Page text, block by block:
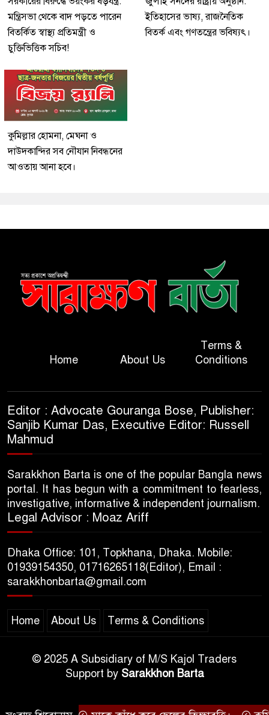
মন্ত্রিসভা থেকে বাদ পড়তে পারেন
বিতর্কিত স্বাস্থ্য প্রতিমন্ত্রী ও
চুক্তিভিত্তিক সচিব!
ইতিহাসের ভাষ্য, রাজনৈতিক
বিতর্ক এবং গণতন্ত্রের ভবিষ্যৎ।
কুমিল্লার হোমনা, মেঘনা ও
দাউদকান্দির সব নৌযান নিবন্ধনের
আওতায় আনা হবে।
Home About Us
Terms &
Conditions
Editor : Advocate Gouranga Bose, Publisher:
Sanjib Kumar Das, Executive Editor: Russell
Mahmud
Sarakkhon Barta is one of the popular Bangla news
portal. It has begun with a commitment to fearless,
investigative, informative & independent journalism.
Legal Advisor : Moaz Ariff
Dhaka Office: 101, Topkhana, Dhaka. Mobile:
01939154350, 01716265118(Editor), Email :
sarakkhonbarta@gmail.com
Home About Us Terms & Conditions
© 2025 A Subsidiary of M/S Kajol Traders
Support by Sarakkhon Barta